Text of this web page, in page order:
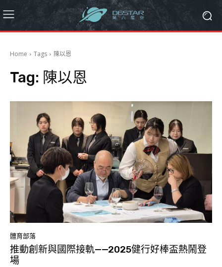
Home Tags 陳以恩
Tag: 陳以恩
體育部落
推動創新與國際接軌——2025健行好棒盃熱鬧登
場